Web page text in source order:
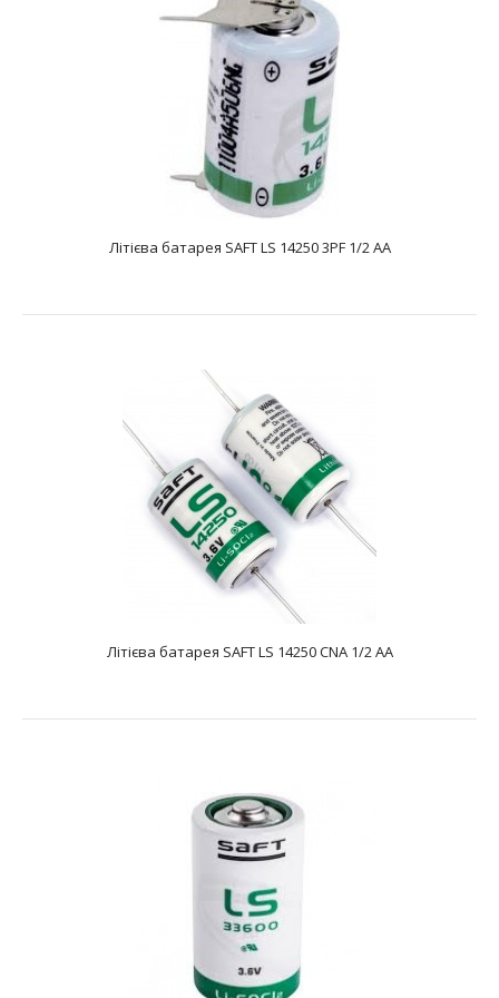
text_zero
Батарея літієва SAFT LS 14250 3PF 1/2 AA являє собою літій-
тіонілхлоридний Li-SOCL2 е..
Батарея літієва SAFT LS 14250 CNA 1/2 AA являє собою
Літієва батарея SAFT LS 14250 3PF 1/2 AA
Літієва батарея SAFT LS 14250 CNA 1/2 AA